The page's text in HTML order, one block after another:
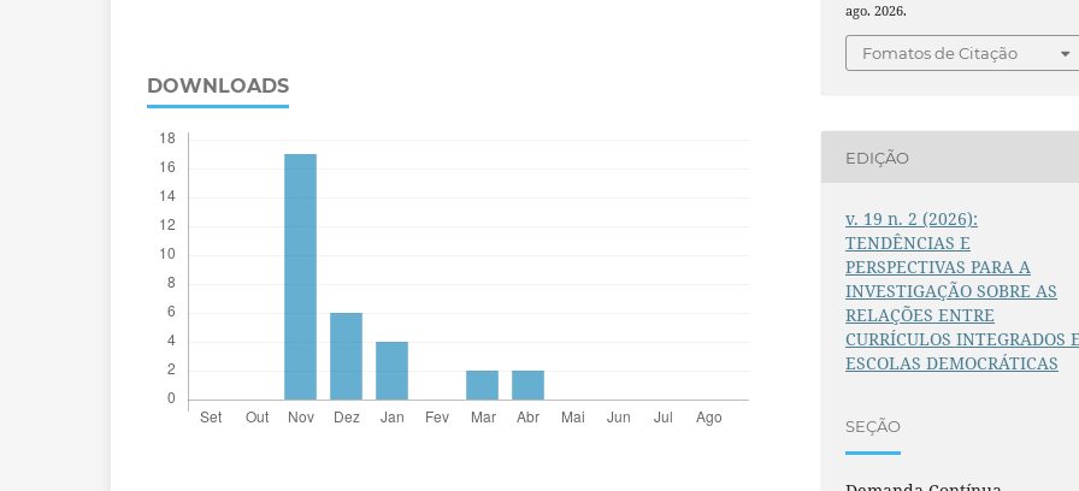
DOWNLOADS
ago. 2026.
Fomatos de Citação
EDIÇÃO
v. 19 n. 2 (2026):
TENDÊNCIAS E
PERSPECTIVAS PARA A
INVESTIGAÇÃO SOBRE AS
RELAÇÕES ENTRE
CURRÍCULOS INTEGRADOS E
ESCOLAS DEMOCRÁTICAS
SEÇÃO